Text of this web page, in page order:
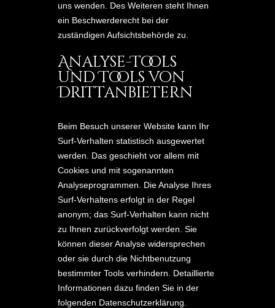
uns wenden. Des Weiteren steht Ihnen
ein Beschwerderecht bei der
zuständigen Aufsichtsbehörde zu.
Analyse-Tools
und Tools von
Drittanbietern
Beim Besuch unserer Website kann Ihr
Surf-Verhalten statistisch ausgewertet
werden. Das geschieht vor allem mit
Cookies und mit sogenannten
Analyseprogrammen. Die Analyse Ihres
Surf-Verhaltens erfolgt in der Regel
anonym; das Surf-Verhalten kann nicht
zu Ihnen zurückverfolgt werden. Sie
können dieser Analyse widersprechen
oder sie durch die Nichtbenutzung
bestimmter Tools verhindern. Detaillierte
Informationen dazu finden Sie in der
folgenden Datenschutzerklärung.